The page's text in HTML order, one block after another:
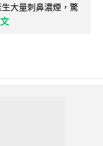
大量刺鼻濃煙，驚